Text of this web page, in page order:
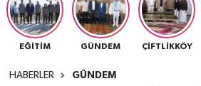
EĞİTİM GÜNDEM ÇİFTLİKKÖY
HABERLER GÜNDEM
KÜLTÜR
Yalova Trafik Yoğunluk